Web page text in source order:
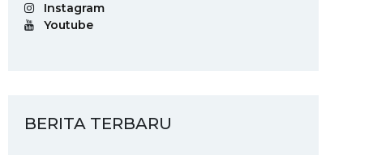
Instagram
Youtube
BERITA TERBARU